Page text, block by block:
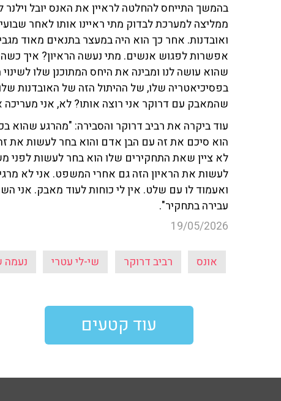
בהמשך התייחס להחלטה לראיין את האנס יובל וילנר
ממליצה למערכת לבדוק מתי ראיינו אותו לאחר
ואובדנות. אחר כך הוא היה במעצר בתנאים מאוד
אפשרות לפגוש אנשים. מתי נעשה הראיון? איך
שהוא עושה לנו ומבינה את היחס המתוכנן שלו
בפסיכיאטריה שלו, של ההיתול הזה של האובדנות
שהמאבק עם דרוקר אני רוצה אותו? לא, אני
עוד ביקרה את רביב דרוקר והסבירה: "מהרגע שהוא
הוא סיכם את זה עם הבן אדם והוא בחר לעשות את
לא ציין שאת התחקירים שלו הוא בחר לעשות
לעשות את הראיון הזה גם אחרי המשפט. אני לא
ואעמוד לו עם שלט. אין לי כוחות לעוד מאבק. אני
עבירה בתחקיר".
19/05/2026
אונס רביב דרוקר שי-לי עטרי נעמה
עוד קטעים